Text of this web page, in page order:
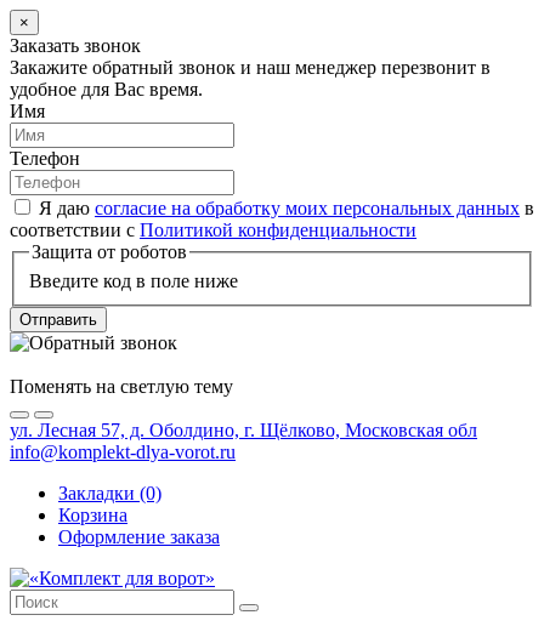
×
Заказать звонок
Закажите обратный звонок и наш менеджер перезвонит в
удобное для Вас время.
Имя
Телефон
Я даю согласие на обработку моих персональных данных в
соответствии с Политикой конфиденциальности
Защита от роботов
Введите код в поле ниже
Отправить
Поменять на светлую тему
ул. Лесная 57, д. Оболдино, г. Щёлково, Московская обл
info@komplekt-dlya-vorot.ru
Закладки (0)
Корзина
Оформление заказа